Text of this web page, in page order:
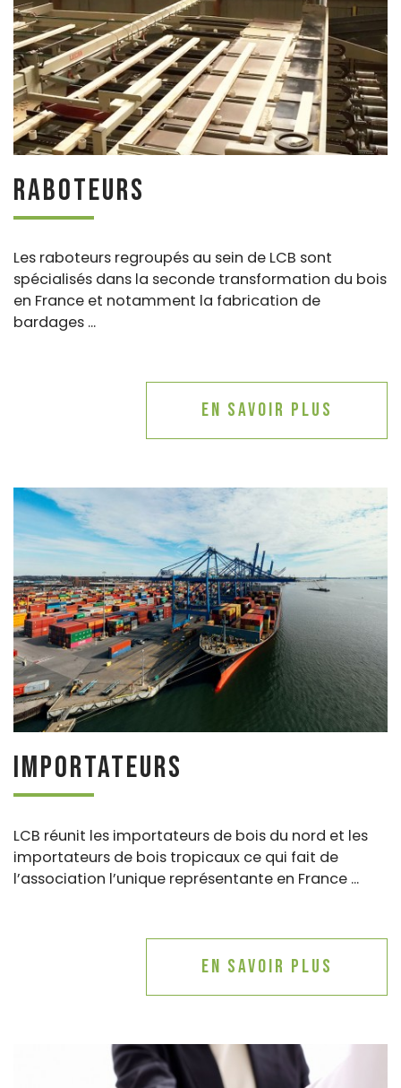
Raboteurs
Les raboteurs regroupés au sein de LCB sont
spécialisés dans la seconde transformation du bois
en France et notamment la fabrication de
bardages ...
En savoir plus
Importateurs
LCB réunit les importateurs de bois du nord et les
importateurs de bois tropicaux ce qui fait de
l’association l’unique représentante en France ...
En savoir plus